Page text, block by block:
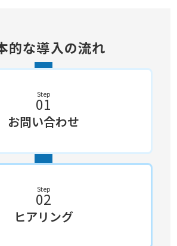
的な導入の流れ
Step
01
お問い合わせ
Step
02
ヒアリング